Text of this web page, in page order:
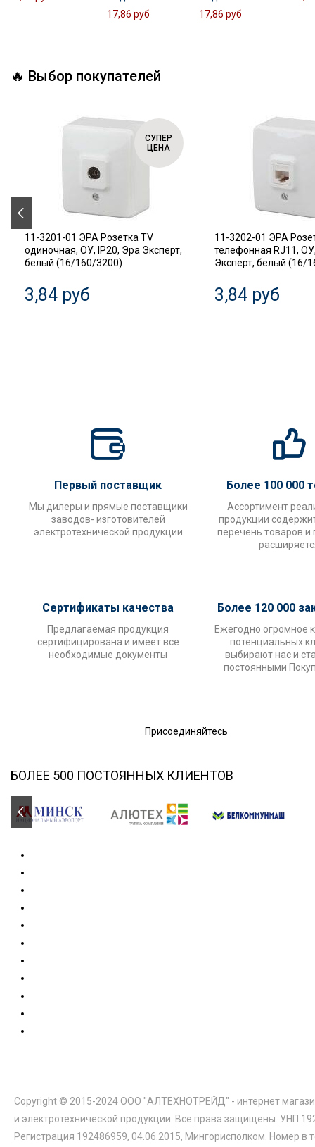
17,86 руб
17,86 руб
🔥 Выбор покупателей
СУПЕР
ЦЕНА
11-3201-01 ЭРА Розетка TV
одиночная, ОУ, IP20, Эра Эксперт,
белый (16/160/3200)
3,84 руб
11-3202-01 ЭРА
телефонная RJ11,
Эксперт, белый (16/
3,84 руб
Первый поставщик
Мы дилеры и прямые поставщики
заводов- изготовителей
электротехнической продукции
Более 100 000
Ассортимент
продукции
перечень товаров и
Сертификаты качества
Предлагаемая продукция
сертифицирована и имеет все
необходимые документы
Более 120 000
Ежегодно огромное
потенциальных
выбирают нас и
постоянными
Присоединяйтесь
БОЛЕЕ 500 ПОСТОЯННЫХ КЛИЕНТОВ
Copyright © 2015-2024 ООО "АЛТЕХНОТРЕЙД" - интернет
и электротехнической продукции. Все права защищены. УНП
Регистрация 192486959, 04.06.2015, Мингорисполком. Номер в